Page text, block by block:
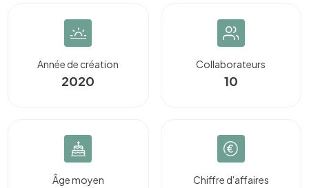
Année de création
2020
Collaborateurs
10
Âge moyen Chiffre d'affaires